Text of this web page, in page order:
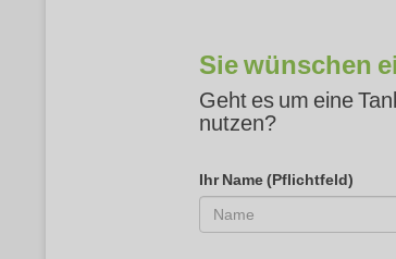
Sie wünschen
Geht es um eine
nutzen?
Ihr Name (Pflichtfeld)